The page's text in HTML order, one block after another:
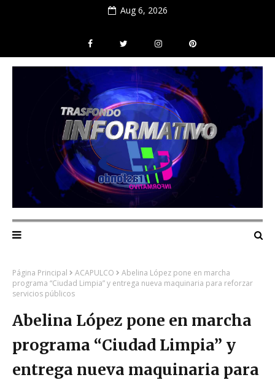
Aug 6, 2026
Página Principal ACAPULCO
Abelina López pone en marcha
programa “Ciudad Limpia” y entrega nueva maquinaria para reforzar
servicios públicos
Abelina López pone en marcha
programa “Ciudad Limpia” y
entrega nueva maquinaria para